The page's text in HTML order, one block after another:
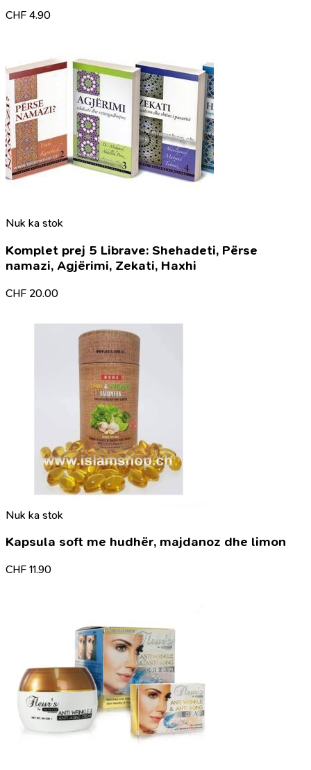
CHF 4.90
Nuk ka stok
Komplet prej 5 Librave: Shehadeti, Përse
namazi, Agjërimi, Zekati, Haxhi
CHF 20.00
Nuk ka stok
Kapsula soft me hudhër, majdanoz dhe limon
CHF 11.90